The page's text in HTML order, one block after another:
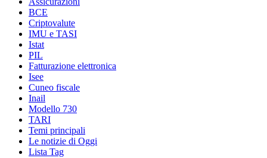
BCE
Criptovalute
IMU e TASI
Istat
PIL
Fatturazione elettronica
Isee
Cuneo fiscale
Inail
Modello 730
TARI
Temi principali
Le notizie di Oggi
Lista Tag